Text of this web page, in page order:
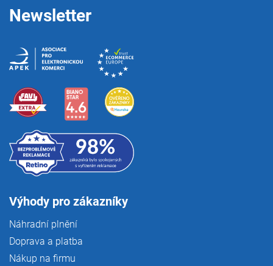
Newsletter
Výhody pro zákazníky
Náhradní plnění
Doprava a platba
Nákup na firmu